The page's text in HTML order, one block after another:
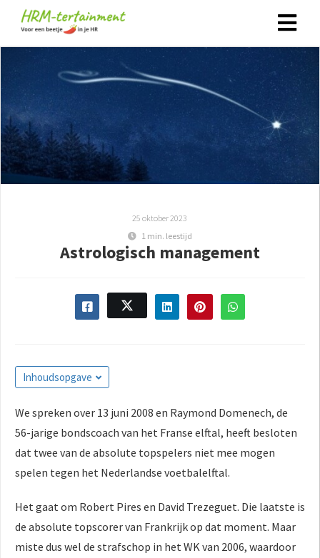
25 oktober 2023
1 min. leestijd
Astrologisch management
Inhoudsopgave
We spreken over 13 juni 2008 en Raymond Domenech, de
56-jarige bondscoach van het Franse elftal, heeft besloten
dat twee van de absolute topspelers niet mee mogen
spelen tegen het Nederlandse voetbalelftal.
Het gaat om Robert Pires en David Trezeguet. Die laatste is
de absolute topscorer van Frankrijk op dat moment. Maar
miste dus wel de strafschop in het WK van 2006, waardoor